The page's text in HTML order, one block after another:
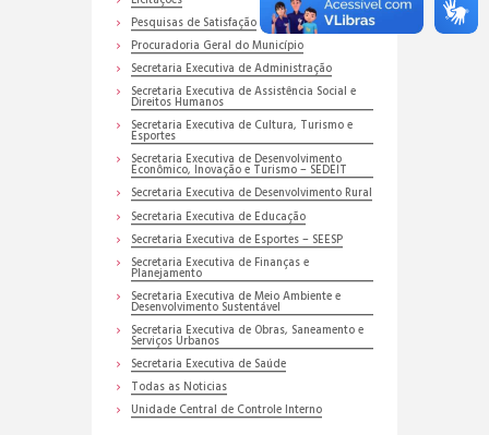
Pesquisas de Satisfação
Procuradoria Geral do Município
Secretaria Executiva de Administração
Secretaria Executiva de Assistência Social e
Direitos Humanos
Secretaria Executiva de Cultura, Turismo e
Esportes
Secretaria Executiva de Desenvolvimento
Econômico, Inovação e Turismo – SEDEIT
Secretaria Executiva de Desenvolvimento Rural
Secretaria Executiva de Educação
Secretaria Executiva de Esportes – SEESP
Secretaria Executiva de Finanças e
Planejamento
Secretaria Executiva de Meio Ambiente e
Desenvolvimento Sustentável
Secretaria Executiva de Obras, Saneamento e
Serviços Urbanos
Secretaria Executiva de Saúde
Todas as Noticias
Unidade Central de Controle Interno